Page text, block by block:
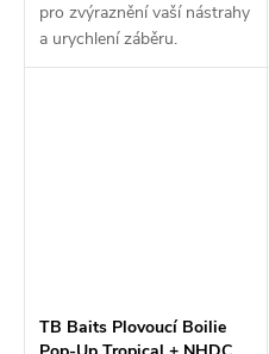
pro zvýraznění vaší nástrahy
a urychlení záběru.
TB Baits Plovoucí Boilie